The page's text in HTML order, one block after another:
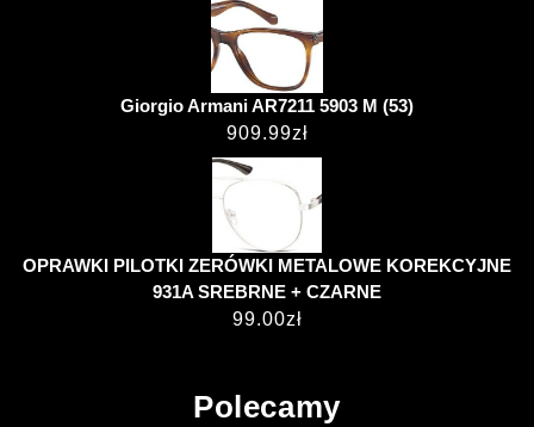
Giorgio Armani AR7211 5903 M (53)
909.99zł
OPRAWKI PILOTKI ZERÓWKI METALOWE KOREKCYJNE
931A SREBRNE + CZARNE
99.00zł
Polecamy